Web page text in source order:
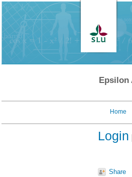
Epsilon
Home
Login
Share